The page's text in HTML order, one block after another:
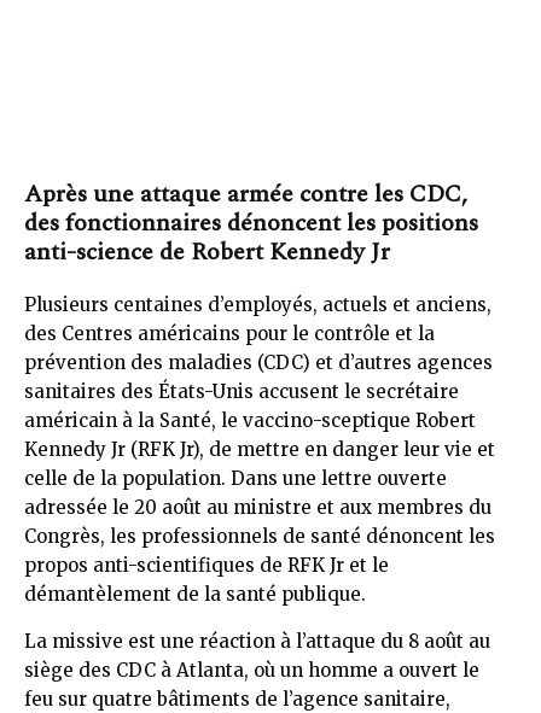
Après une attaque armée contre les CDC,
des fonctionnaires dénoncent les positions
anti-science de Robert Kennedy Jr
Plusieurs centaines d’employés, actuels et anciens,
des Centres américains pour le contrôle et la
prévention des maladies (CDC) et d’autres agences
sanitaires des États-Unis accusent le secrétaire
américain à la Santé, le vaccino-sceptique Robert
Kennedy Jr (RFK Jr), de mettre en danger leur vie et
celle de la population. Dans une lettre ouverte
adressée le 20 août au ministre et aux membres du
Congrès, les professionnels de santé dénoncent les
propos anti-scientifiques de RFK Jr et le
démantèlement de la santé publique.
La missive est une réaction à l’attaque du 8 août au
siège des CDC à Atlanta, où un homme a ouvert le
feu sur quatre bâtiments de l’agence sanitaire,